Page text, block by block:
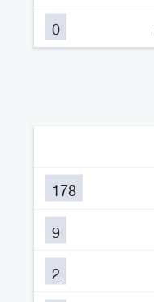
0
178
9
2